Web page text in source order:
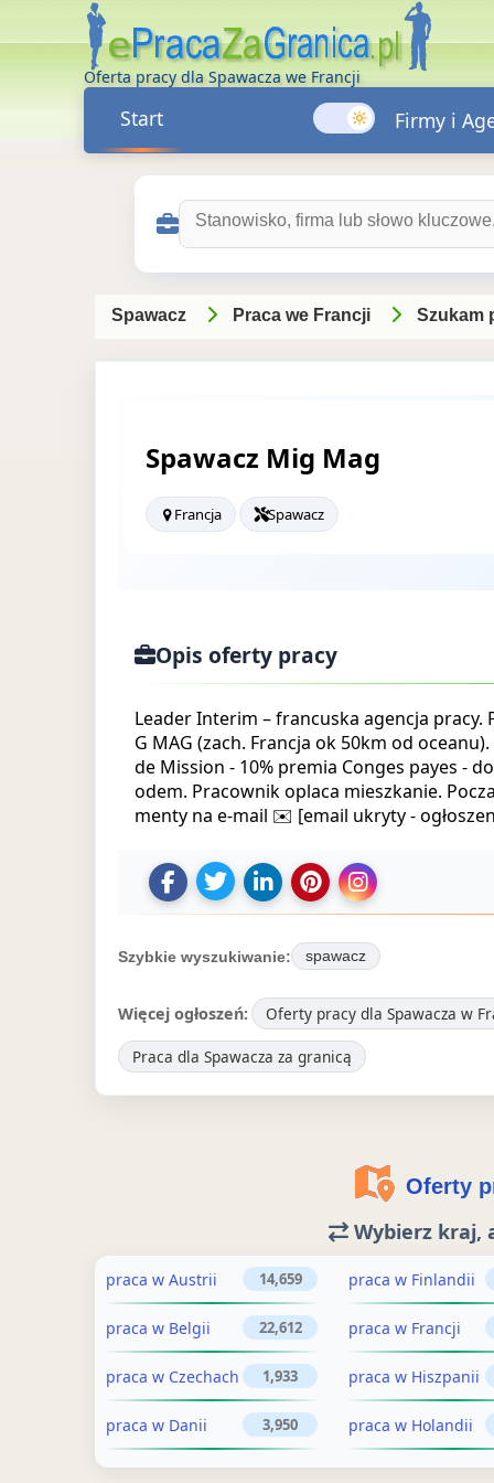
Oferta pracy dla Spawacza we Francji
Start Firmy i
Szukaj ofert pracy:
Spawacz Praca we Francji Szukam
Spawacz Mig Mag
Francja Spawacz
Opis oferty pracy
Leader Interim – francuska agencja
G MAG (zach. Francja ok 50km od
de Mission - 10% premia Conges payes -
odem. Pracownik oplaca mieszkanie.
menty na e-mail ✉️ [email ukryty -
U
d
o
t
ę
p
n
e
r
t
ę
p
r
a
c
U
d
o
t
ę
p
n
ł
o
s
e
n
e
D
o
d
j
o
g
ł
n
i
e
n
a
L
i
n
Z
a
p
s
z
o
f
p
r
a
c
y
a
P
U
d
o
t
ę
p
n
j
o
g
ł
o
s
z
e
n
i
e
Szybkie wyszukiwanie: spawacz
Więcej ogłoszeń: Oferty pracy dla Spawacza w
Praca dla Spawacza za granicą
Oferty
Wybierz kraj,
praca w Austrii 14,659
praca w Belgii 22,612
praca w Czechach 1,933
praca w Danii 3,950
praca w Finlandii
praca w Francji
praca w Hiszpanii
praca w Holandii